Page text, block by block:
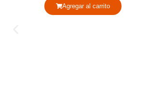
Agregar al carrito